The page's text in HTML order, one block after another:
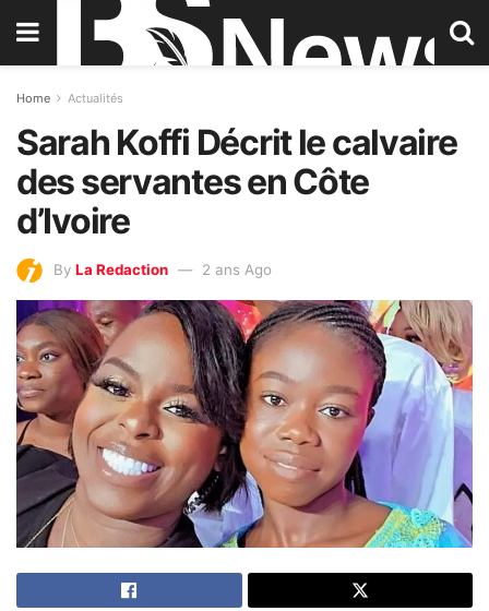
Home Actualités
Sarah Koffi Décrit le calvaire
des servantes en Côte
d’Ivoire
By La Redaction 2 ans Ago